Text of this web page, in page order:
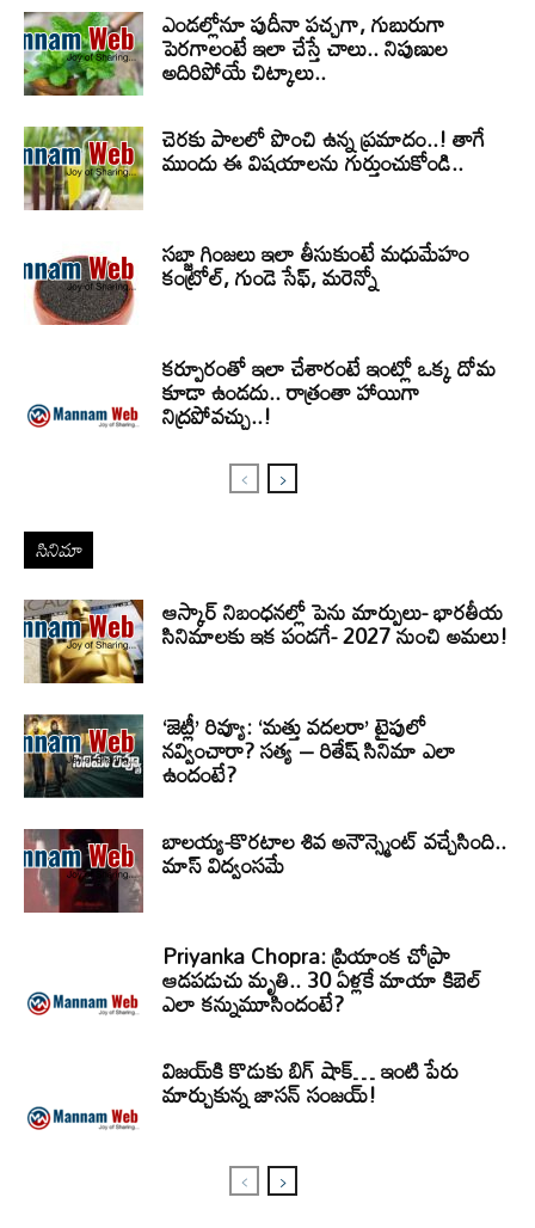
ఎండల్లోనూ పుదీనా పచ్చగా, గుబురుగా
పెరగాలంటే ఇలా చేస్తే చాలు.. నిపుణుల
అదిరిపోయే చిట్కాలు..
చెరకు పాలలో పొంచి ఉన్న ప్రమాదం..! తాగే
ముందు ఈ విషయాలను గుర్తుంచుకోండి..
సబ్జా గింజలు ఇలా తీసుకుంటే మధుమేహం
కంట్రోల్, గుండె సేఫ్, మరెన్నో
కర్పూరంతో ఇలా చేశారంటే ఇంట్లో ఒక్క దోమ
కూడా ఉండదు.. రాత్రంతా హాయిగా
నిద్రపోవచ్చు..!
సినిమా
ఆస్కార్ నిబంధనల్లో పెను మార్పులు- భారతీయ
సినిమాలకు ఇక పండగే- 2027 నుంచి అమలు!
‘జెట్లీ’ రివ్యూ: ‘మత్తు వదలరా’ టైపులో
నవ్వించారా? సత్య – రితేష్ సినిమా ఎలా
ఉందంటే?
బాలయ్య-కొరటాల శివ అనౌన్స్మెంట్ వచ్చేసింది..
మాస్ విద్వంసమే
Priyanka Chopra: ప్రియాంక చోప్రా
ఆడపడుచు మృతి.. 30 ఏళ్లకే మాయా కిబెల్
ఎలా కన్నుమూసిందంటే?
విజయ్‌కి కొడుకు బిగ్ షాక్… ఇంటి పేరు
మార్చుకున్న జాసన్ సంజయ్!